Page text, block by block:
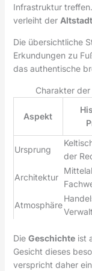
Infrastruktur
verleiht der Altstadt
Die übersichtliche
Erkundungen zu
das authentische
Charakter
Aspekt
Ursprung
der
Architektur
Atmosphäre
Die Geschichteist
Gesicht dieses
verspricht daher